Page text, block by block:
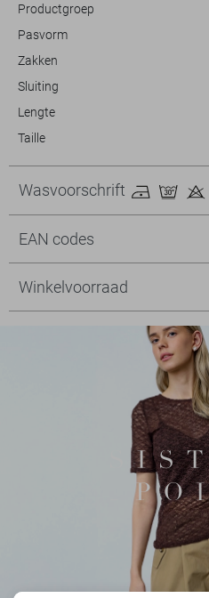
Productgroep
Pasvorm
Zakken
Sluiting
Lengte
Taille
Wasvoorschrift
EAN codes
Winkelvoorraad